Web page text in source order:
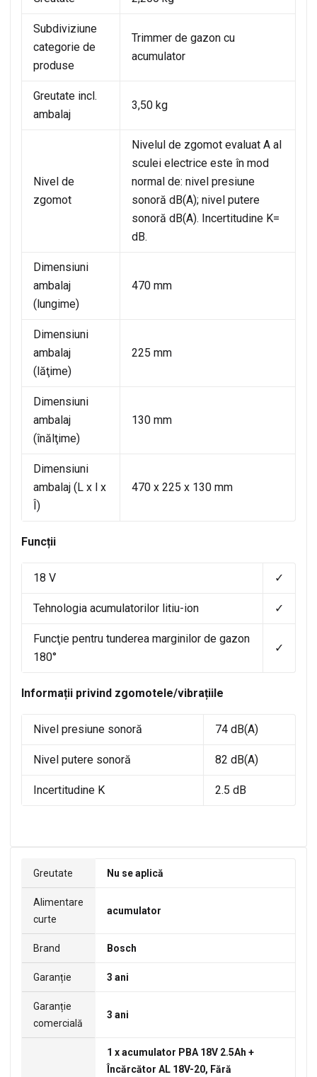
Subdiviziune
categorie de
produse
Trimmer de gazon cu
acumulator
Greutate incl.
ambalaj
3,50 kg
Nivel de
zgomot
Nivelul de zgomot evaluat A al
sculei electrice este în mod
normal de: nivel presiune
sonoră dB(A); nivel putere
sonoră dB(A). Incertitudine K=
dB.
Dimensiuni
ambalaj
(lungime)
470 mm
Dimensiuni
ambalaj
(lăţime)
225 mm
Dimensiuni
ambalaj
(înălţime)
130 mm
Dimensiuni
ambalaj (L x l x
Î)
470 x 225 x 130 mm
Funcții
18 V ✓
Tehnologia acumulatorilor litiu-ion ✓
Funcţie pentru tunderea marginilor de gazon
180°
✓
Informații privind zgomotele/vibrațiile
Nivel presiune sonoră 74 dB(A)
Nivel putere sonoră 82 dB(A)
Incertitudine K 2.5 dB
Greutate Nu se aplică
Alimentare
curte
acumulator
Brand Bosch
Garanție 3 ani
Garanție
comercială
3 ani
1 x acumulator PBA 18V 2.5Ah +
Încărcător AL 18V-20, Fără